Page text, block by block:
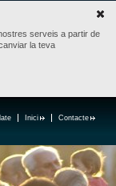
serveis a partir de
la teva
Contacte
Inici